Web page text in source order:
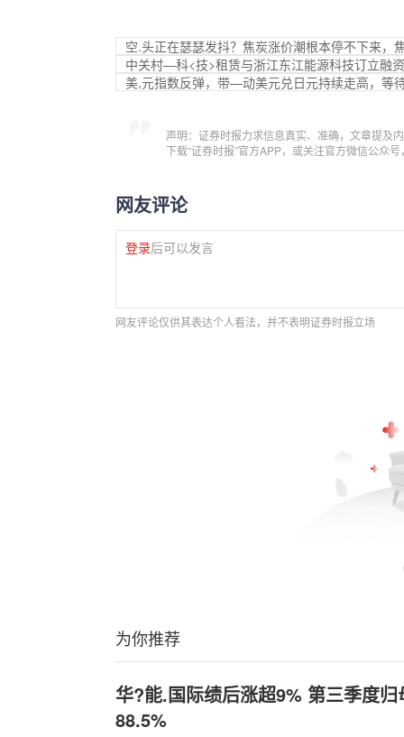
空.头正在瑟瑟发抖？焦炭涨价潮根本停不下来，
中关村—科<技>租赁与浙江东江能源科技订立融
美,元指数反弹，带—动美元兑日元持续走高，等
声明：证券时报力求信息真实、准确，文章提及
下载“证券时报”官方APP，或关注官方微信公众
网友评论
登录后可以发言
网友评论仅供其表达个人看法，并不表明证券时报立场
为你推荐
华?能.国际绩后涨超9% 第三季度
88.5%